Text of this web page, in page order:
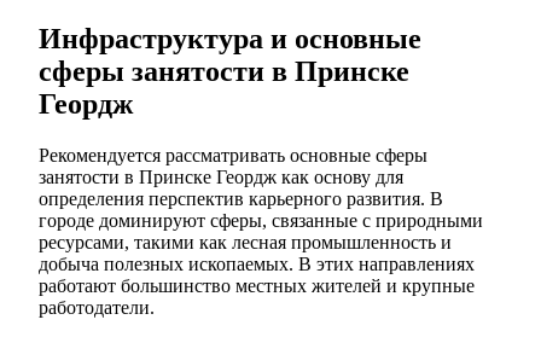
Инфраструктура и основные
сферы занятости в Принске
Геордж
Рекомендуется рассматривать основные сферы
занятости в Принске Геордж как основу для
определения перспектив карьерного развития. В
городе доминируют сферы, связанные с природными
ресурсами, такими как лесная промышленность и
добыча полезных ископаемых. В этих направлениях
работают большинство местных жителей и крупные
работодатели.